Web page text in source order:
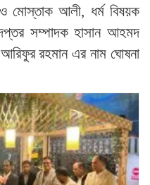
মোস্তাক আলী, ধর্ম বিষয়ক
সম্পাদক হাসান আহমদ
রহমান এর নাম ঘোষনা